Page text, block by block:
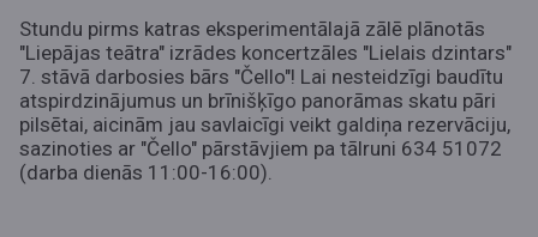
Stundu pirms katras eksperimentālajā zālē plānotās
"Liepājas teātra" izrādes koncertzāles "Lielais dzintars"
7. stāvā darbosies bārs "Čello"! Lai nesteidzīgi baudītu
atspirdzinājumus un brīnišķīgo panorāmas skatu pāri
pilsētai, aicinām jau savlaicīgi veikt galdiņa rezervāciju,
sazinoties ar "Čello" pārstāvjiem pa tālruni 634 51072
(darba dienās 11:00-16:00).